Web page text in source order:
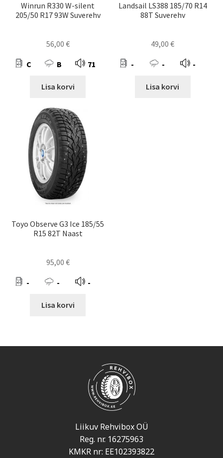
Winrun R330 W-silent
205/50 R17 93W Suverehv
56,00 €
C B 71
Lisa korvi
Landsail LS388 185/70 R14
88T Suverehv
49,00€
- - -
Lisa korvi
Toyo Observe G3 Ice 185/55
R15 82T Naast
95,00 €
- - -
Lisa korvi
Liikuv Rehvibox OÜ
Reg. nr. 16275963
KMKR nr: EE102393822